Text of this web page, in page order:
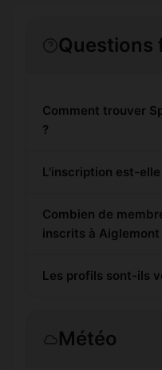
Questions
Comment trouver
?
L'inscription est-
Combien de
inscrits à Aiglemont
Les profils sont-ils
Météo